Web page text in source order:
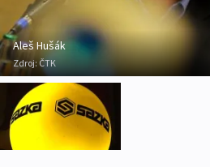
Aleš Hušák
Zdroj: ČTK